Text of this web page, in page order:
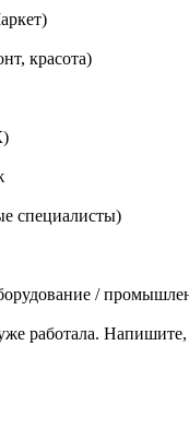
красота)
специалисты)
/
работала.